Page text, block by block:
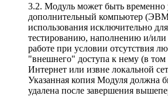
3.2. Модуль может быть временно
дополнительный компьютер
использования исключительно
тестированию, наполнению и/или
работе при условии отсутствия
"внешнего" доступа к нему (в том
Интернет или извне локальной
Указанная копия Модуля должна
удалена после завершения